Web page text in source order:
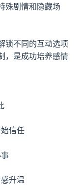
殊剧情和隐藏场
锁不同的互动选项
，是成功培养感情
信任
升温